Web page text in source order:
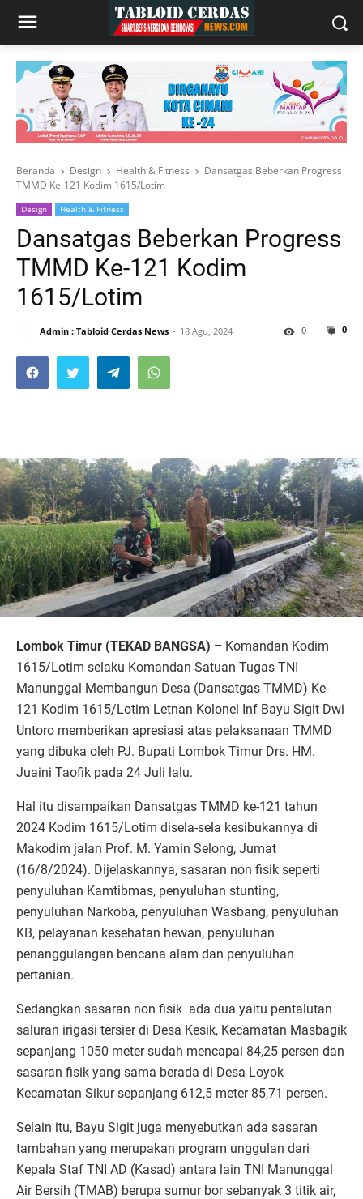
Beranda Design Health & Fitness
Dansatgas Beberkan Progress
TMMD Ke-121 Kodim 1615/Lotim
Design Health & Fitness
Dansatgas Beberkan Progress
TMMD Ke-121 Kodim
1615/Lotim
Admin : Tabloid Cerdas News 18 Agu, 2024 0
0
Lombok Timur (TEKAD BANGSA) – Komandan Kodim
1615/Lotim selaku Komandan Satuan Tugas TNI
Manunggal Membangun Desa (Dansatgas TMMD) Ke-
121 Kodim 1615/Lotim Letnan Kolonel Inf Bayu Sigit Dwi
Untoro memberikan apresiasi atas pelaksanaan TMMD
yang dibuka oleh PJ. Bupati Lombok Timur Drs. HM.
Juaini Taofik pada 24 Juli lalu.
Hal itu disampaikan Dansatgas TMMD ke-121 tahun
2024 Kodim 1615/Lotim disela-sela kesibukannya di
Makodim jalan Prof. M. Yamin Selong, Jumat
(16/8/2024). Dijelaskannya, sasaran non fisik seperti
penyuluhan Kamtibmas, penyuluhan stunting,
penyuluhan Narkoba, penyuluhan Wasbang, penyuluhan
KB, pelayanan kesehatan hewan, penyuluhan
penanggulangan bencana alam dan penyuluhan
pertanian.
Sedangkan sasaran non fisik ada dua yaitu pentalutan
saluran irigasi tersier di Desa Kesik, Kecamatan Masbagik
sepanjang 1050 meter sudah mencapai 84,25 persen dan
sasaran fisik yang sama berada di Desa Loyok
Kecamatan Sikur sepanjang 612,5 meter 85,71 persen.
Selain itu, Bayu Sigit juga menyebutkan ada sasaran
tambahan yang merupakan program unggulan dari
Kepala Staf TNI AD (Kasad) antara lain TNI Manunggal
Air Bersih (TMAB) berupa sumur bor sebanyak 3 titik air,